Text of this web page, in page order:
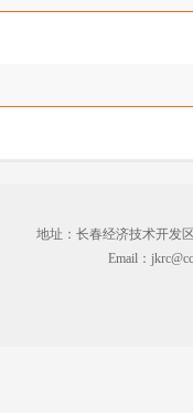
地址：长春经济技术开发
Email：